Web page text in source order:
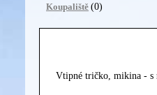
Koupaliště (0)
Vtipné tričko, mikina - s